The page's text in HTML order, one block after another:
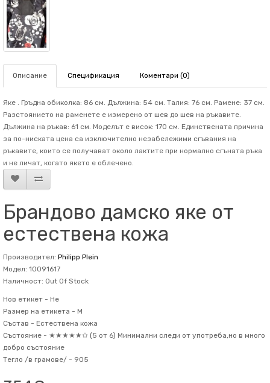
Описание Спецификация Коментари (0)
Яке . Гръдна обиколка: 86 см. Дължина: 54 см. Талия: 76 см. Рамене: 37 см.
Разстоянието на раменете е измерено от шев до шев на ръкавите.
Дължина на ръкав: 61 см. Mоделът е висок: 170 см. Единствената причина
за по-ниската цена са изключително незабележими сгъвания на
ръкавите, които се получават около лактите при нормално сгъната ръка
и не личат, когато якето е облечено.
Брандово дамско яке от
естествена кожа
Производител: Philipp Plein
Модел: 10091617
Наличност: Out Of Stock
Нов етикет - Не
Размер на етикета - М
Състав - Естествена кожа
Състояние - ★★★★★✩ (5 от 6) Минимални следи от употреба,но в много
добро състояние
Тегло /в грамове/ - 905